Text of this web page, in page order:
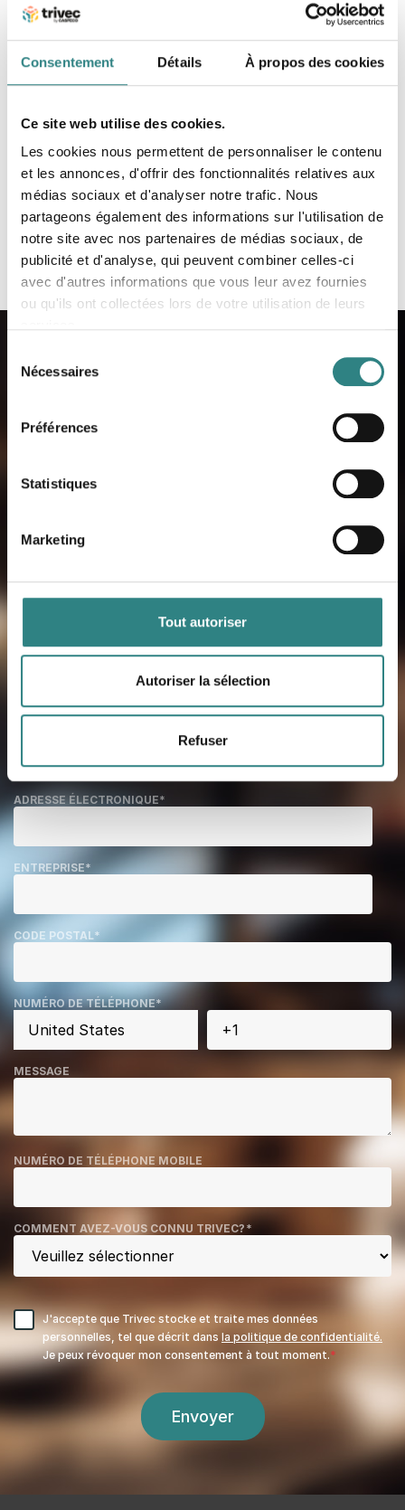
Consentement Détails À propos des cookies
Ce site web utilise des cookies.
Les cookies nous permettent de personnaliser le contenu
et les annonces, d'offrir des fonctionnalités relatives aux
médias sociaux et d'analyser notre trafic. Nous
partageons également des informations sur l'utilisation de
notre site avec nos partenaires de médias sociaux, de
publicité et d'analyse, qui peuvent combiner celles-ci
avec d'autres informations que vous leur avez fournies
ou qu'ils ont collectées lors de votre utilisation de leurs
Nécessaires
Préférences
Statistiques
Marketing
Tout autoriser
Autoriser la sélection
Refuser
Si l’on devait résumer l’utilisation des solutions
Trivec chez IL SEGUITO :
Plus de chances d’obtenir des pourboires
Plus de fluidité dans leurs tâches au quotidien
Découvrez plus de cas clients ici
coordonnées, vous serez contactés par
un de nos experts qualifiés qui vous en
montrera comment ils fonctionnent en
ADRESSE ÉLECTRONIQUE*
ENTREPRISE*
CODE POSTAL*
NUMÉRO DE TÉLÉPHONE*
MESSAGE
NUMÉRO DE TÉLÉPHONE MOBILE
COMMENT AVEZ-VOUS CONNU TRIVEC? *
J'accepte que Trivec stocke et traite mes données
personnelles, tel que décrit dans la politique de confidentialité.
Je peux révoquer mon consentement à tout moment.